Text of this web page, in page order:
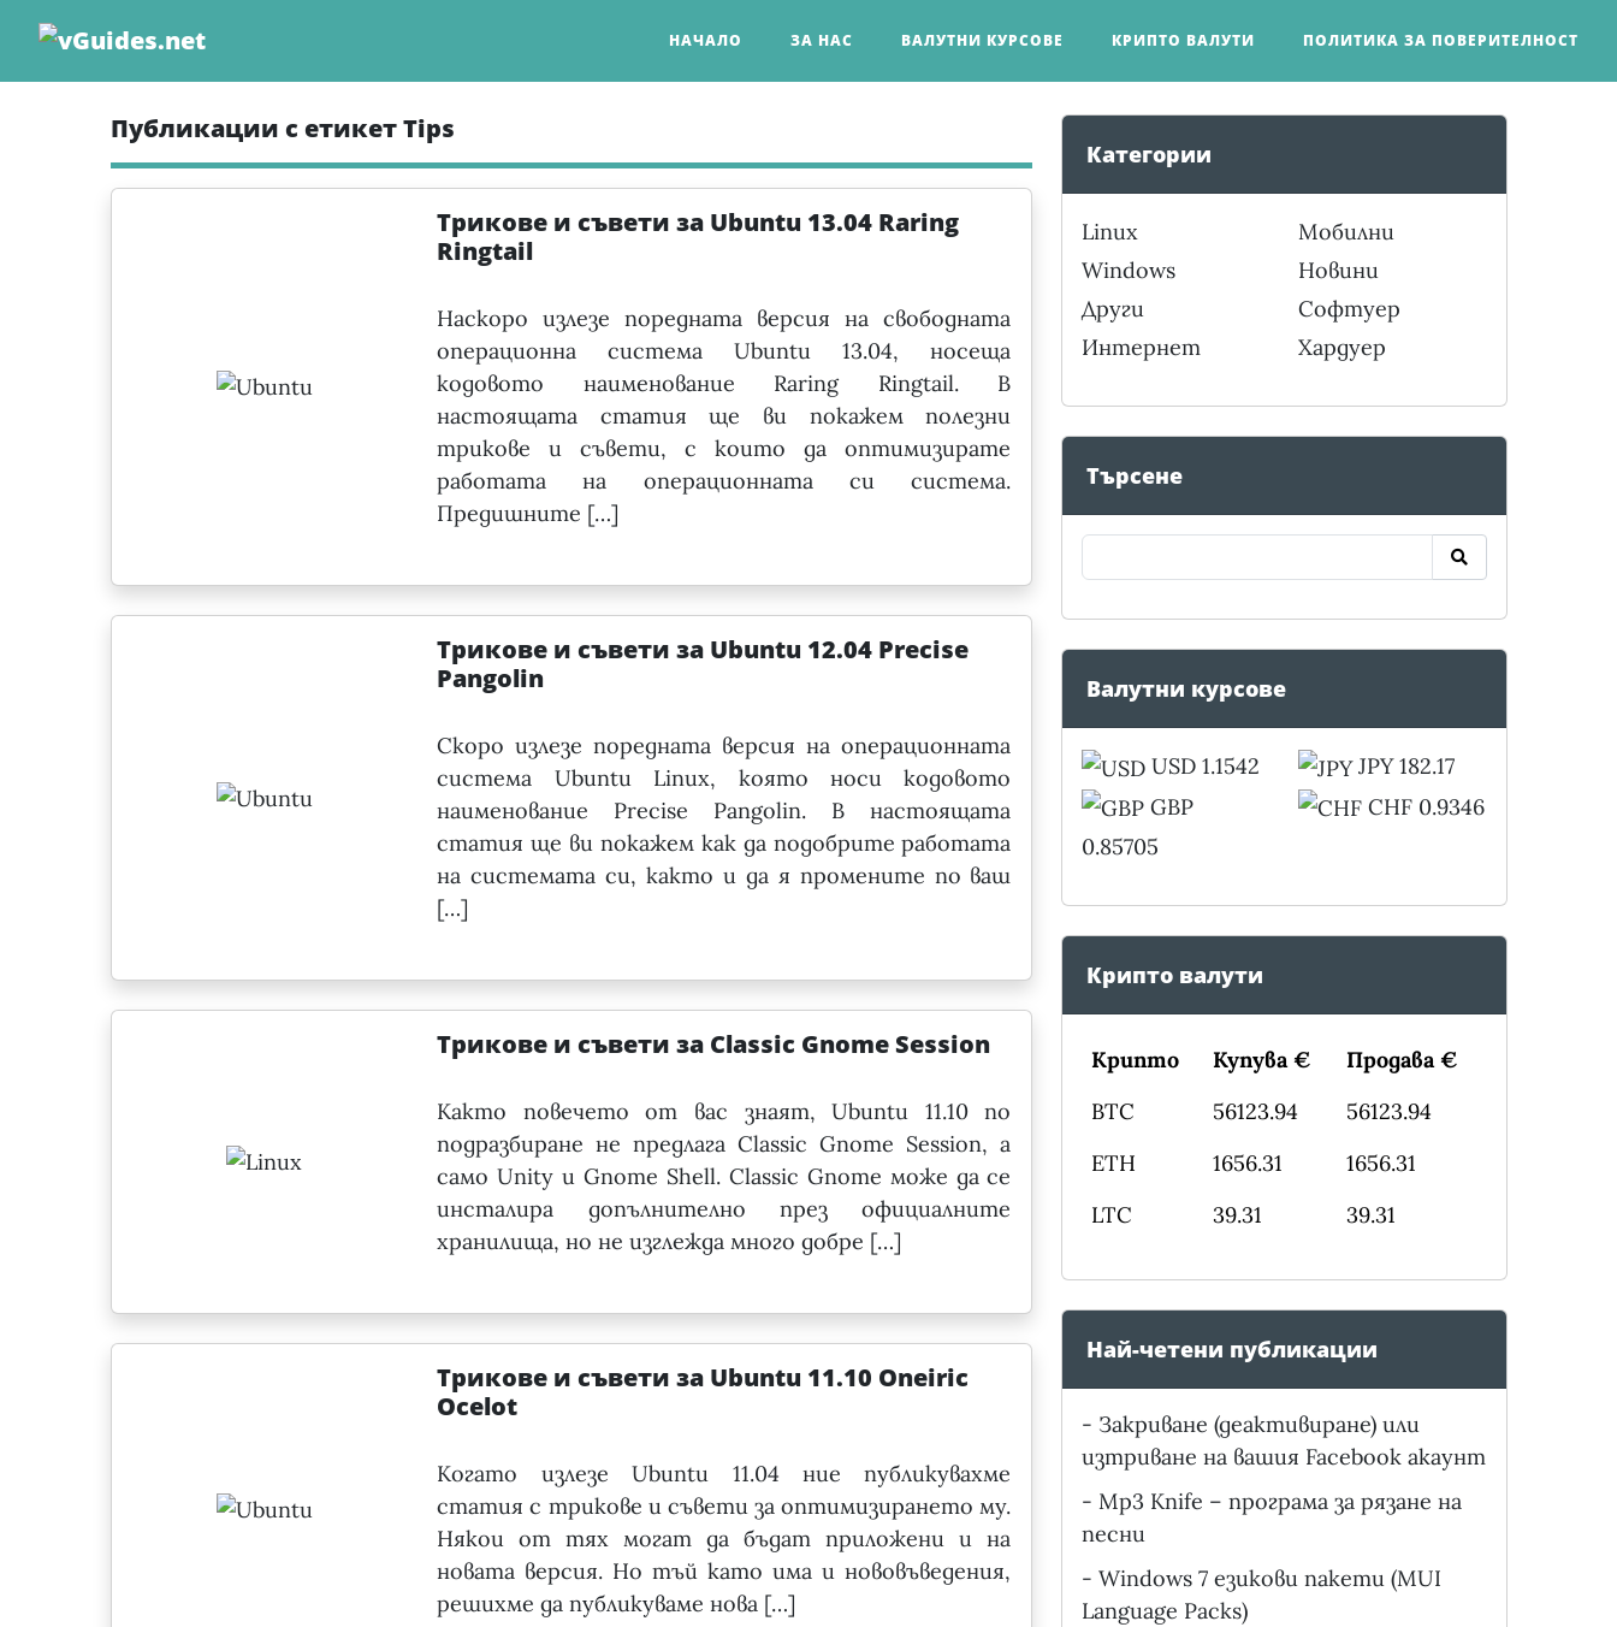
content
НАЧАЛО ЗА НАС ВАЛУТНИ КУРСОВЕ КРИПТО ВАЛУТИ ПОЛИТИКА ЗА ПОВЕРИТЕЛНОСТ
Публикации с етикет Tips
Трикове и съвети за Ubuntu 13.04 Raring
Ringtail
Наскоро излезе поредната версия на свободната
операционна система Ubuntu 13.04, носеща
кодовото наименование Raring Ringtail. В
настоящата статия ще ви покажем полезни
трикове и съвети, с които да оптимизирате
работата на операционната си система.
Предишните […]
Трикове и съвети за Ubuntu 12.04 Precise
Pangolin
Скоро излезе поредната версия на операционната
система Ubuntu Linux, която носи кодовото
наименование Precise Pangolin. В настоящата
статия ще ви покажем как да подобрите работата
на системата си, както и да я промените по ваш
[…]
Трикове и съвети за Classic Gnome Session
Както повечето от вас знаят, Ubuntu 11.10 по
подразбиране не предлага Classic Gnome Session, а
само Unity и Gnome Shell. Classic Gnome може да се
инсталира допълнително през официалните
хранилища, но не изглежда много добре […]
Трикове и съвети за Ubuntu 11.10 Oneiric
Ocelot
Когато излезе Ubuntu 11.04 ние публикувахме
статия с трикове и съвети за оптимизирането му.
Някои от тях могат да бъдат приложени и на
новата версия. Но тъй като има и нововъведения,
решихме да публикуваме нова […]
Категории
Linux
Windows
Други
Интернет
Мобилни
Новини
Софтуер
Хардуер
Търсене
Валутни курсове
USD 1.1542
GBP
0.85705
JPY 182.17
CHF 0.9346
Крипто валути
Крипто Купува €
Продава €
BTC
56123.94
56123.94
ETH
1656.31
1656.31
LTC
39.31 39.31
Най-четени публикации
- Закриване (деактивиране) или
изтриване на вашия Facebook акаунт
- Mp3 Knife – програма за рязане на
песни
- Windows 7 езикови пакети (MUI
Language Packs)